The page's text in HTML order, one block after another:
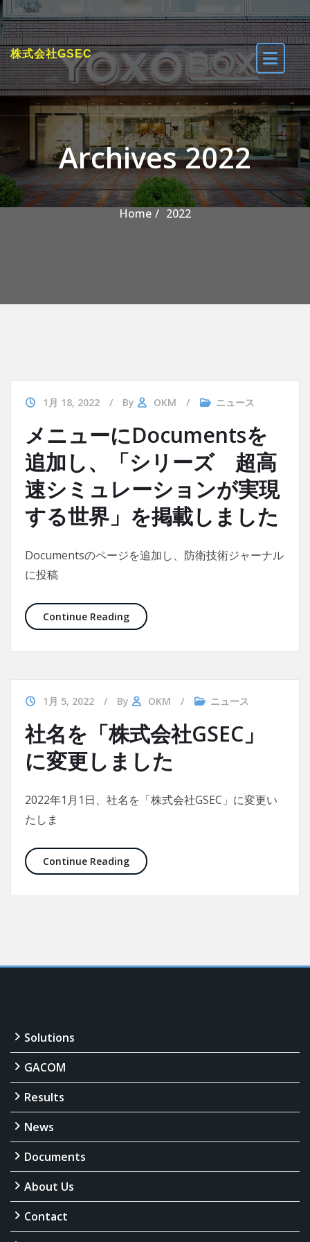
Skip to the content
株式会社GSEC
Archives 2022
Home 2022
1月 18, 2022 By OKM ニュース
メニューにDocumentsを
追加し、「シリーズ 超高
速シミュレーションが実現
する世界」を掲載しました
Documentsのページを追加し、防衛技術ジャーナル
に投稿
Continue ReadingメニューにDocumentsを追加し、「シ
1月 5, 2022 By OKM ニュース
社名を「株式会社GSEC」
に変更しました
2022年1月1日、社名を「株式会社GSEC」に変更い
たしま
Continue Reading社名を「株式会社GSEC」に変更しました
Solutions
GACOM
Results
News
Documents
About Us
Contact